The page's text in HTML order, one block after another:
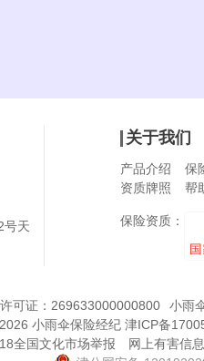
号天
关于我们
产品介绍 保
资质牌照
帮
保险资质：
可证：269633000000800 小雨
2026 小雨伞保险经纪 津ICP备
全国文化市场举报
网上有害信